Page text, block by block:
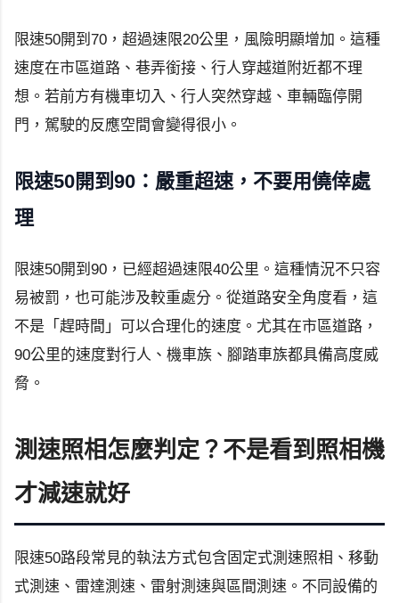
限速50開到70，超過速限20公里，風險明顯增加。這種
速度在市區道路、巷弄銜接、行人穿越道附近都不理
想。若前方有機車切入、行人突然穿越、車輛臨停開
門，駕駛的反應空間會變得很小。
限速50開到90：嚴重超速，不要用僥倖處
理
限速50開到90，已經超過速限40公里。這種情況不只容
易被罰，也可能涉及較重處分。從道路安全角度看，這
不是「趕時間」可以合理化的速度。尤其在市區道路，
90公里的速度對行人、機車族、腳踏車族都具備高度威
脅。
測速照相怎麼判定？不是看到照相機
才減速就好
限速50路段常見的執法方式包含固定式測速照相、移動
式測速、雷達測速、雷射測速與區間測速。不同設備的